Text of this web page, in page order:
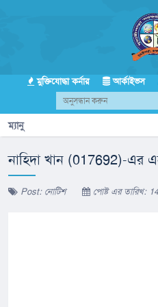
মুক্তিযোদ্ধা কর্নার আর্কাইভস
ম্যানু
নাহিদা খান (017692)-এর
Post: নোটিশ পোষ্ট এর তারিখ: